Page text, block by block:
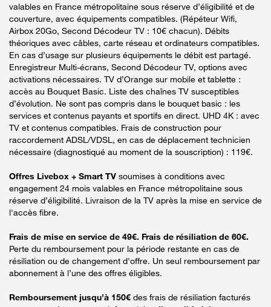
valables en France métropolitaine sous réserve d’éligibilité et de
couverture, avec équipements compatibles. (Répéteur Wifi,
Airbox 20Go, Second Décodeur TV : 10€ chacun). Débits
théoriques avec câbles, carte réseau et ordinateurs compatibles.
En cas d’usage sur plusieurs équipements le débit est partagé.
Enregistreur Multi-écrans, Second Décodeur TV, options avec
activations nécessaires. TV d’Orange sur mobile et tablette :
accès au Bouquet Basic. Liste des chaînes TV susceptibles
d’évolution. Ne sont pas compris dans le bouquet basic : les
services et contenus payants et sportifs en direct. UHD 4K : avec
TV et contenus compatibles. Frais de construction pour
raccordement ADSL/VDSL, en cas de déplacement technicien
nécessaire (diagnostiqué au moment de la souscription) : 119€.
Offres Livebox + Smart TV soumises à conditions avec
engagement 24 mois valables en France métropolitaine sous
réserve d’éligibilité. Livraison de la TV après la mise en service de
l'accès fibre.
Frais de mise en service de 49€. Frais de résiliation de 60€.
Perte du remboursement pour la période restante en cas de
résiliation ou de changement d'offre. Un seul remboursement par
abonnement à l’une des offres éligibles.
Remboursement jusqu’à 150€ des frais de résiliation facturés